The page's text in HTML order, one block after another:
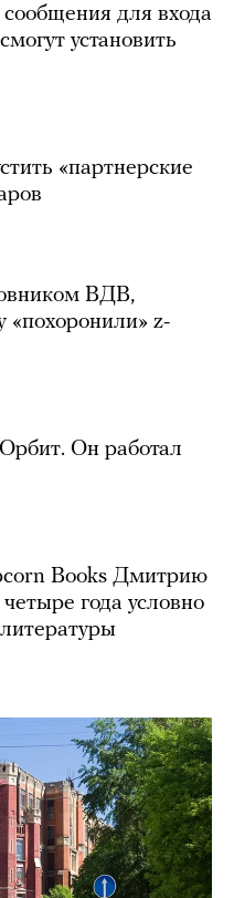
для входа
установить
«партнерские
ВДВ,
«похоронили» z-
Он работал
Books Дмитрию
года условно